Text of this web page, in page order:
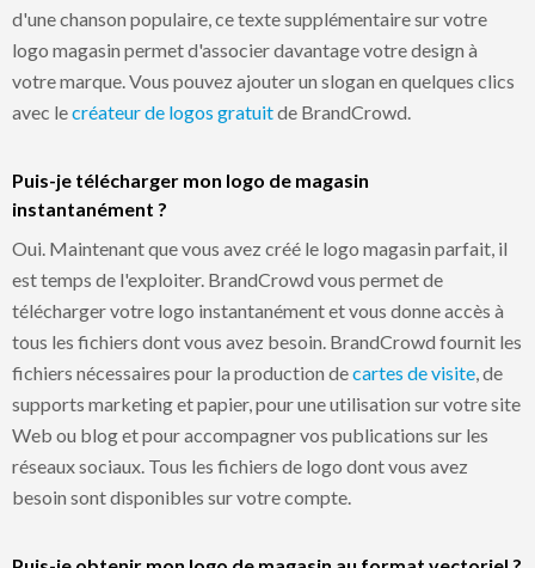
d'une chanson populaire, ce texte supplémentaire sur votre
logo magasin permet d'associer davantage votre design à
votre marque. Vous pouvez ajouter un slogan en quelques clics
avec lecréateur de logos gratuitde BrandCrowd.
Puis-je télécharger mon logo de magasin
instantanément ?
Oui. Maintenant que vous avez créé le logo magasin parfait, il
est temps de l'exploiter. BrandCrowd vous permet de
télécharger votre logo instantanément et vous donne accès à
tous les fichiers dont vous avez besoin. BrandCrowd fournit les
fichiers nécessaires pour la production decartes de visite , de
supports marketing et papier, pour une utilisation sur votre site
Web ou blog et pour accompagner vos publications sur les
réseaux sociaux. Tous les fichiers de logo dont vous avez
besoin sont disponibles sur votre compte.